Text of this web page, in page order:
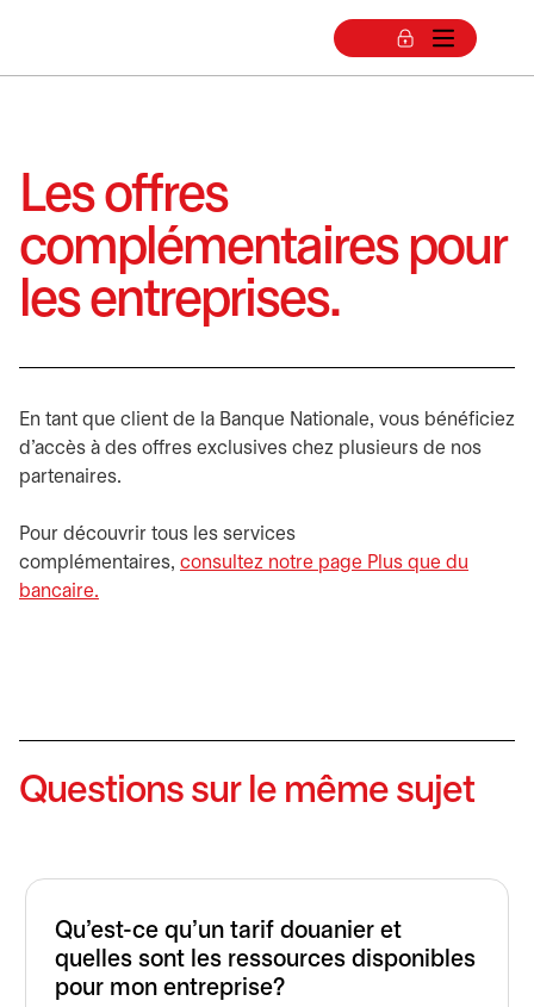
Les offres
complémentaires pour
les entreprises.
En tant que client de la Banque Nationale, vous bénéficiez
d’accès à des offres exclusives chez plusieurs de nos
partenaires.
Pour découvrir tous les services
complémentaires, consultez notre page Plus que du
bancaire.
Questions sur le même sujet
Qu’est-ce qu’un tarif douanier et
quelles sont les ressources disponibles
pour mon entreprise?